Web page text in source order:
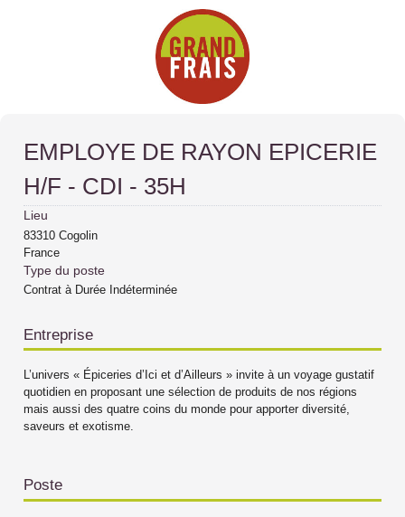
EMPLOYE DE RAYON EPICERIE
H/F - CDI - 35H
Lieu
83310 Cogolin
France
Type du poste
Contrat à Durée Indéterminée
Entreprise
L’univers « Épiceries d’Ici et d’Ailleurs » invite à un voyage gustatif
quotidien en proposant une sélection de produits de nos régions
mais aussi des quatre coins du monde pour apporter diversité,
saveurs et exotisme.
Poste